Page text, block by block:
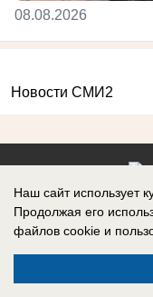
08.08.2026
Новости СМИ2
Реклама на
Контакты
Наш сайт использует
Продолжая его
файлов cookie и